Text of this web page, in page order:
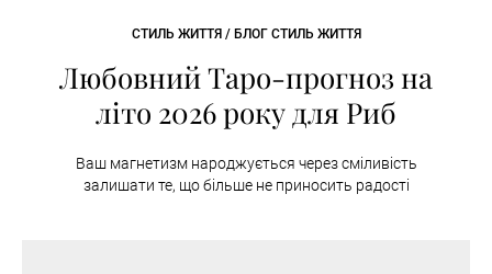
СТИЛЬ ЖИТТЯ / БЛОГ СТИЛЬ ЖИТТЯ
Любовний Таро-прогноз на
літо 2026 року для Риб
Ваш магнетизм народжується через сміливість
залишати те, що більше не приносить радості